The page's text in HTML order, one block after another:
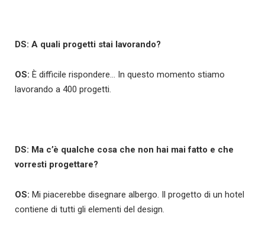
DS: A quali progetti stai lavorando?
OS: È difficile rispondere… In questo momento stiamo
lavorando a 400 progetti.
DS: Ma c’è qualche cosa che non hai mai fatto e che
vorresti progettare?
OS: Mi piacerebbe disegnare albergo. Il progetto di un hotel
contiene di tutti gli elementi del design.